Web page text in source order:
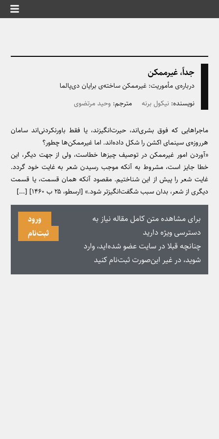
جداً، غیرممکن
درباره‌ی مأموریت: غیرممکن ساخته‌ی برايان دی‌پالما
نویسنده:نیکول برنه مترجم: وحید مرتضوی
ماجراهایی که فوق بشری‌اند، حیرت‌انگیزند، یا فقط باورنکردنی‌اند سامان
هرروزه‌ی سینمای اکشن را شکل داده‌اند. اما غیرممکن‌ها چطور؟
«آوردن امور غیرممکن در توصیف چیزها خطاست، ولی از جهت دیگر، این
خطا جایز است، مشروط به آنکه موجب رسیدن شعر به غایت خود گردد.
غایت شعر را پیش از این شناختیم. مقصود آنکه همان قسمت، یا قسمت
دیگری از شعر، بدان سبب شگفت‌انگیزتر شود.» [ارسطو، ۲۵ ب ۱۴۶۰] [...]
برای مشاهده متن کامل مقاله نیاز به
دسترسی ویژه دارید
چنانچه قبلا در سایت عضو شده‌اید، وارد
شوید، در غیر این‌صورت ثبت‌نام کنید
ورود
ثبت‌نام